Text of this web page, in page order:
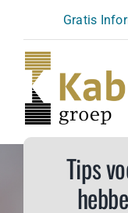
content
Gratis
Tips